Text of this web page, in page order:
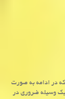
که در ادامه به صورت
یک وسیله ضروری در